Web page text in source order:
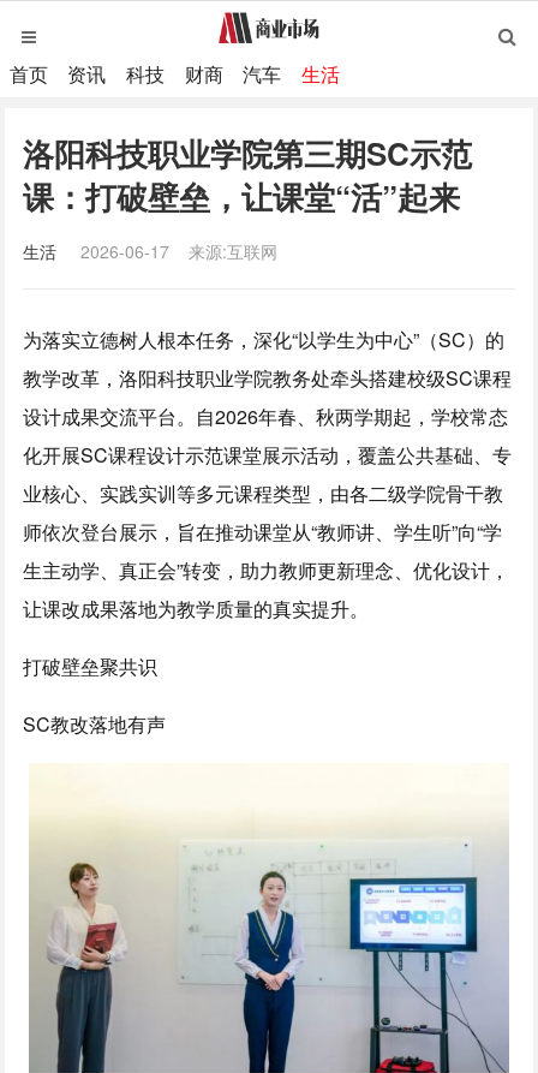
首页 资讯 科技 财商 汽车 生活
洛阳科技职业学院第三期SC示范
课：打破壁垒，让课堂“活”起来
生活 2026-06-17 来源:互联网
为落实立德树人根本任务，深化“以学生为中心”（SC）的
教学改革，洛阳科技职业学院教务处牵头搭建校级SC课程
设计成果交流平台。自2026年春、秋两学期起，学校常态
化开展SC课程设计示范课堂展示活动，覆盖公共基础、专
业核心、实践实训等多元课程类型，由各二级学院骨干教
师依次登台展示，旨在推动课堂从“教师讲、学生听”向“学
生主动学、真正会”转变，助力教师更新理念、优化设计，
让课改成果落地为教学质量的真实提升。
打破壁垒聚共识
SC教改落地有声